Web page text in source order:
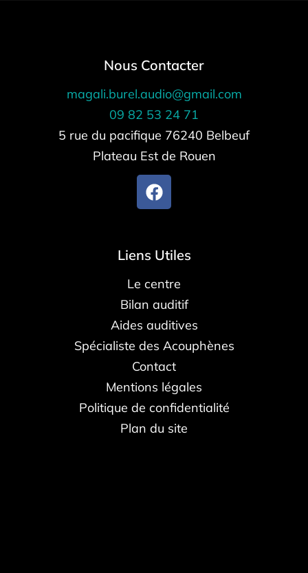
Nous Contacter
magali.burel.audio@gmail.com
09 82 53 24 71
5 rue du pacifique 76240 Belbeuf
Plateau Est de Rouen
Liens Utiles
Le centre
Bilan auditif
Aides auditives
Spécialiste des Acouphènes
Contact
Mentions légales
Politique de confidentialité
Plan du site